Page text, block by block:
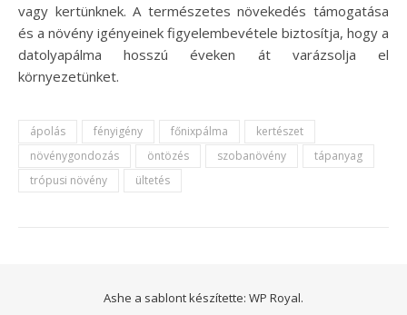
vagy kertünknek. A természetes növekedés támogatása
és a növény igényeinek figyelembevétele biztosítja, hogy a
datolyapálma hosszú éveken át varázsolja el
környezetünket.
ápolás fényigény főnixpálma
kertészet
növénygondozás
öntözés szobanövény
tápanyag
trópusi növény
ültetés
Ashe a sablont készítette: WP Royal.